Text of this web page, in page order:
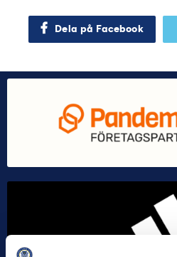
Dela på Facebook